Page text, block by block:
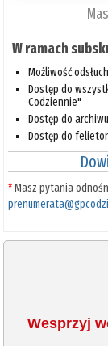
W ramach
Możliwość
Dostęp do
Codziennie"
Dostęp do
Dostęp do
*Masz pytania
Wesprzyj